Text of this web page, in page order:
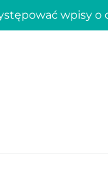
wpisy o